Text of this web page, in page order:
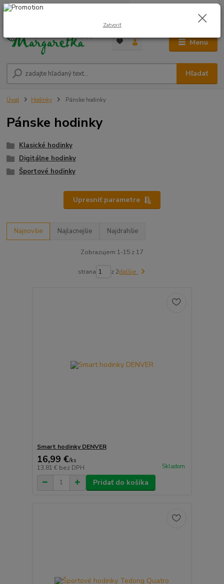
Menu
Hľadať
0948 236 042
0,00 €
Úvod Hodinky Pánske hodinky
Pánske hodinky
Klasické hodinky
Digitálne hodinky
Športové hodinky
Upresniť parametre
Najnovšie Najlacnejšie Najdrahšie
Zobrazujem 1-15 z 17
strana z 2ďalšie
Smart hodinky DENVER
16,99 €/ks
13,81 € bez DPH Skladom
Pridať do košíka
Zatvoriť